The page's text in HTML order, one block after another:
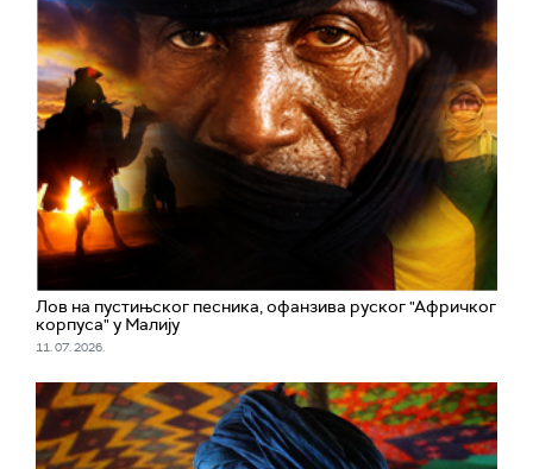
Лов на пустињског песника, офанзива руског "Афричког
корпуса" у Малију
11. 07. 2026.